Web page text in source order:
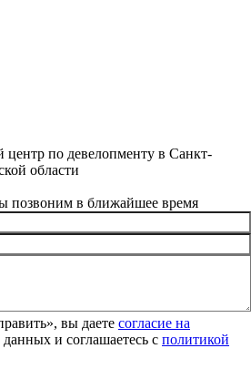
по девелопменту в Санкт-
области
позвоним в ближайшее время
вы даете согласие на
и соглашаетесь c политикой